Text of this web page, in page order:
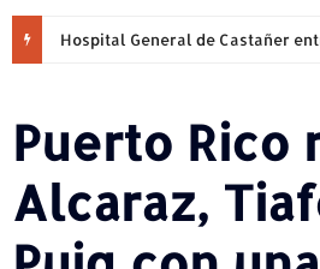
Puerto Rico
Alcaraz,